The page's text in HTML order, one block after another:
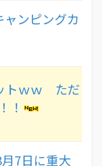
ンピングカ
トｗｗ ただ
！
7日に重大